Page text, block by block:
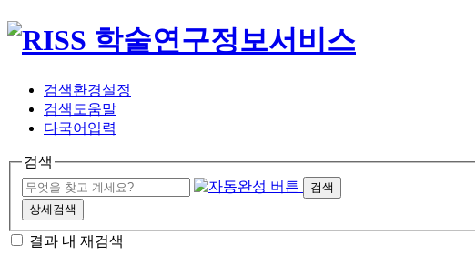
검색환경설정
검색도움말
다국어입력
검색
검색
상세검색
결과 내 재검색